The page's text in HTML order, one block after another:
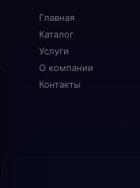
Главная
Каталог
Услуги
О компании
Контакты